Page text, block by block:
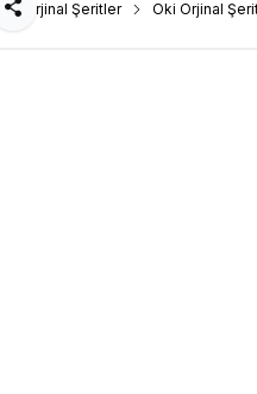
Orjinal Şeritler Oki Orjinal
Paylaş